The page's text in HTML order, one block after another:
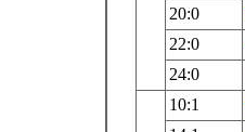
20:0
22:0
24:0
10:1